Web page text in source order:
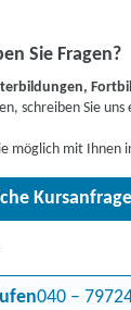
vorab über
,Unternehmen
Sie Fragen?
schreiben Sie uns
möglich mit Ihnen
040 –